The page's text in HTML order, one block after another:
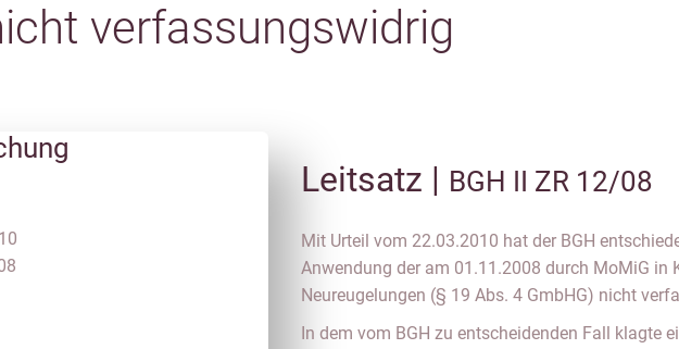
verfassungswidrig
Leitsatz | BGH II ZR 12/08
Mit Urteil vom 22.03.2010 hat der BGH
Anwendung der am 01.11.2008 durch MoMiG in
Neureugelungen (§ 19 Abs. 4 GmbHG) nicht
In dem vom BGH zu entscheidenden Fall klagte